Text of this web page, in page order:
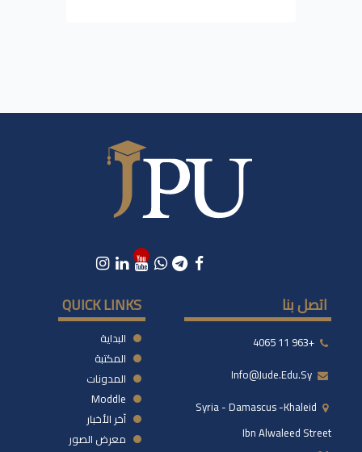
اتصل بنا
+963 11 4065
Syria - Damascus -khaleid
Ibn Alwaleed Street
QUICK LINKS
البداية
المكتبة
المدونات
Moddle
آخر الأخبار
معرض الصور